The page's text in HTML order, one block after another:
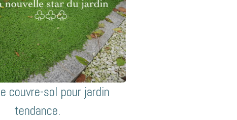
couvre-sol pour jardin
tendance.